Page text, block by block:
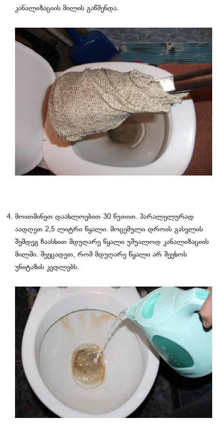
კანალიზაციის მილის გაწმენდა.
მოითმინეთ დაახლოებით 30 წუთით. პარალელურად
აადღეთ 2,5 ლიტრი წყალი. მოცემული დროის გასვლის
შემდეგ ჩაასხით მდუღარე წყალი უშუალოდ კანალიზაციის
მილში. შეეცადეთ, რომ მდუღარე წყალი არ შეეხოს
უნიტაზის კედლებს.